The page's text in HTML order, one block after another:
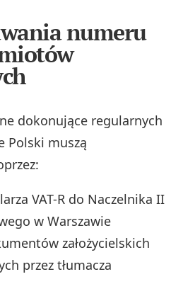
numeru
dokonujące regularnych
Polski muszą
VAT-R do Naczelnika II
w Warszawie
założycielskich
przez tłumacza